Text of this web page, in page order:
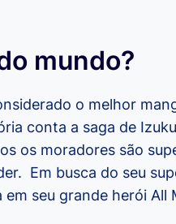
mundo?
o melhor
conta a saga de
os moradores são
Em busca do seu
em seu grande herói All